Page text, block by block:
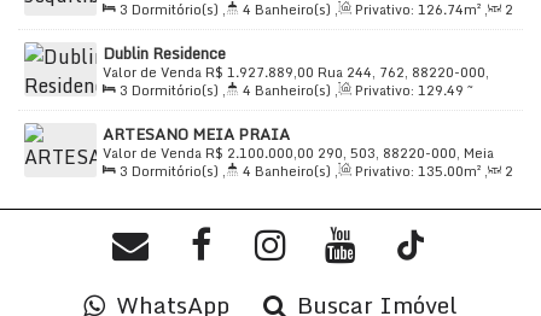
🏬Condomínio fechado
🔥Churrasqueira
📺Circuito de TV
🛗Elevador
🚲Bicicletário
Localizado em avenida
, com fácil acesso
Meia Praia, Itapema, Santa Catarina, Brasil
3 Dormitório(s) , 4 Banheiro(s) , Privativo: 126.74m² ,
2
Sala(s) , 3Suíte(s) , Total:126.74m² , 2Vaga(s) ,
Útil:
126.74 m²
Dublin Residence
R$ 1.927.889,00
Valor de Venda
Rua 244, 762, 88220-000,
Meia Praia, Itapema, Santa Catarina, Brasil
3 Dormitório(s) , 4 Banheiro(s) , Privativo: 129.49 ~
131.72m², 3 Suíte(s), Total: 129.49m², 2 Vaga(s),
Útil:
129.49m²
ARTESANO MEIA PRAIA
R$ 2.100.000,00
Valor de Venda
290, 503, 88220-000, Meia
Praia, Itapema, Santa Catarina, Brasil
3 Dormitório(s) , 4 Banheiro(s) , Privativo: 135.00m² ,
2
135.00m²
WhatsApp Buscar Imóvel